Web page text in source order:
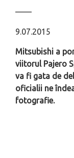
––––
9.07.2015
Mitsubishi a
viitorul Pajero
va fi gata de
oficialii ne
fotografie.